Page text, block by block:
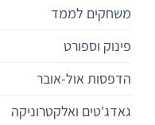
משחקים לממד
פינוק וספורט
הדפסות אול-אובר
גאדג'טים ואלקטרוניקה